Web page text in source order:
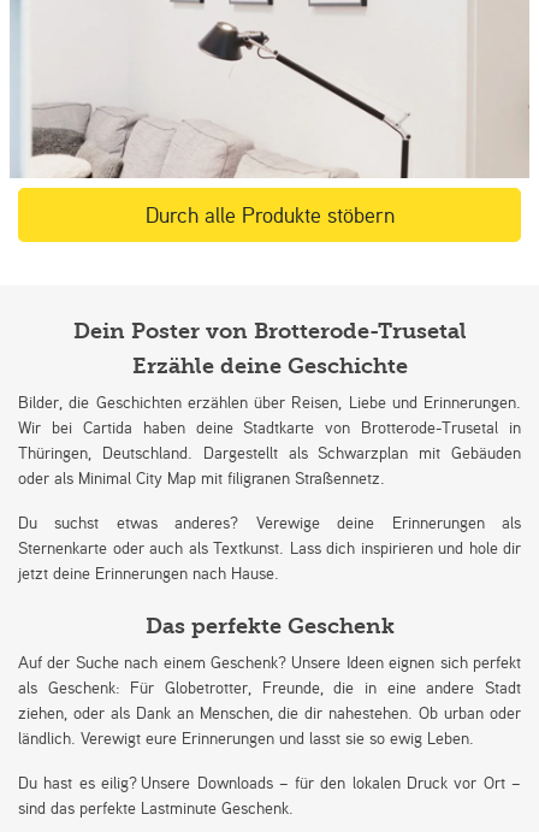
Durch alle Produkte stöbern
Dein Poster von Brotterode-Trusetal
Erzähle deine Geschichte
Bilder, die Geschichten erzählen über Reisen, Liebe und Erinnerungen.
Wir bei Cartida haben deine Stadtkarte von Brotterode-Trusetal in
Thüringen, Deutschland. Dargestellt als Schwarzplan mit Gebäuden
oder als Minimal City Map mit filigranen Straßennetz.
Du suchst etwas anderes? Verewige deine Erinnerungen als
Sternenkarte oder auch als Textkunst. Lass dich inspirieren und hole dir
jetzt deine Erinnerungen nach Hause.
Das perfekte Geschenk
Auf der Suche nach einem Geschenk? Unsere Ideen eignen sich perfekt
als Geschenk: Für Globetrotter, Freunde, die in eine andere Stadt
ziehen, oder als Dank an Menschen, die dir nahestehen. Ob urban oder
ländlich. Verewigt eure Erinnerungen und lasst sie so ewig Leben.
Du hast es eilig? Unsere Downloads – für den lokalen Druck vor Ort –
sind das perfekte Lastminute Geschenk.